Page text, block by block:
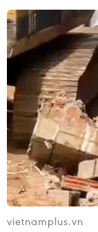
vietnamplus.vn